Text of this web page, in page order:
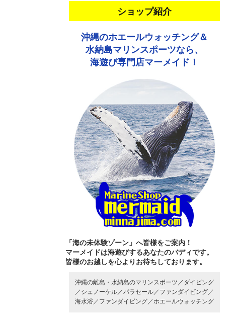
ショップ紹介
沖縄のホエールウォッチング＆
水納島マリンスポーツなら、
海遊び専門店マーメイド！
「海の未体験ゾーン」へ皆様をご案内！
マーメイドは海遊びするあなたのバディです。
皆様のお越しを心よりお待ちしております。
沖縄の離島・水納島のマリンスポーツ／ ダイビング
／ シュノーケル／ パラセール／ ファンダイビング／
海水浴／ ファンダイビング／ ホエールウォッチング